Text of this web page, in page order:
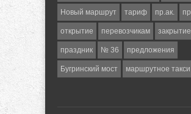
Новый маршрут тариф пр.ак. пр.
открытие перевозчикам закрытие
праздник № 36 предложения
Бугринский мост маршрутное такси